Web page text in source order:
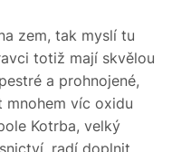
zem, tak myslí tu
totiž mají skvělou
a prohnojené,
mnohem víc oxidu
Kotrba, velký
radí doplnit